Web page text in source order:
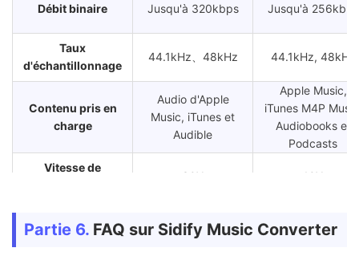
Débit binaire Jusqu'à 320kbps Jusqu'à 256kbps
Taux
d'échantillonnage
44.1kHz、48kHz 44.1kHz, 48kHz
Contenu pris en
charge
Audio d'Apple
Music, iTunes et
Audible
Apple Music,
iTunes M4P
Audiobooks et
Podcasts
Vitesse de
30X 10X
par lots
✔ ✔
Partie 6. FAQ sur Sidify Music Converter